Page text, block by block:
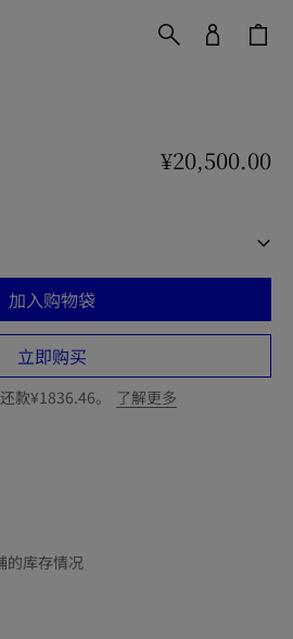
经典版型
¥20,500.00
加入购物袋
立即购买
款¥1836.46。 了解更多
的库存情况